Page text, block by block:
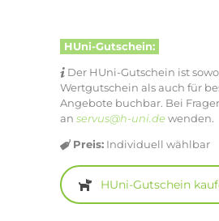
HUni-Gutschein:
Der HUni-Gutschein ist
Wertgutschein als auch für
Angebote buchbar. Bei
an servus@h-uni.dewenden.
Preis: Individuell wählbar
HUni-Gutschein